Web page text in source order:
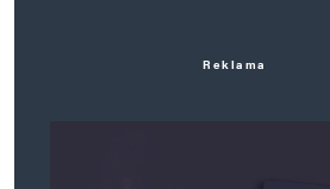
Reklama